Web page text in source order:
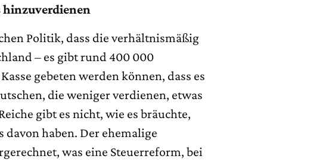
hinzuverdienen
Politik, dass die verhältnismäßig
– es gibt rund 400 000
gebeten werden können, dass es
die weniger verdienen, etwas
gibt es nicht, wie es bräuchte,
haben. Der ehemalige
was eine Steuerreform, bei